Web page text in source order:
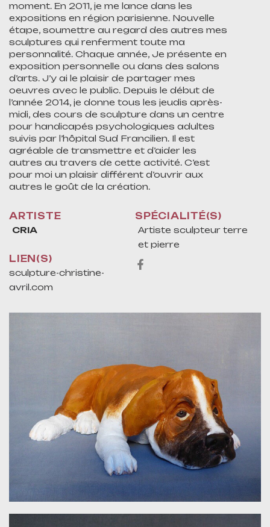
moment. En 2011, je me lance dans les
expositions en région parisienne. Nouvelle
étape, soumettre au regard des autres mes
sculptures qui renferment toute ma
personnalité. Chaque année, Je présente en
exposition personnelle ou dans des salons
d’arts. J’y ai le plaisir de partager mes
oeuvres avec le public. Depuis le début de
l’année 2014, je donne tous les jeudis après-
midi, des cours de sculpture dans un centre
pour handicapés psychologiques adultes
suivis par l’hôpital Sud Francilien. Il est
agréable de transmettre et d’aider les
autres au travers de cette activité. C’est
pour moi un plaisir différent d’ouvrir aux
autres le goût de la création.
ARTISTE
CRIA
SPÉCIALITÉ(S)
Artiste sculpteur terre
et pierre
LIEN(S)
sculpture-christine-
avril.com